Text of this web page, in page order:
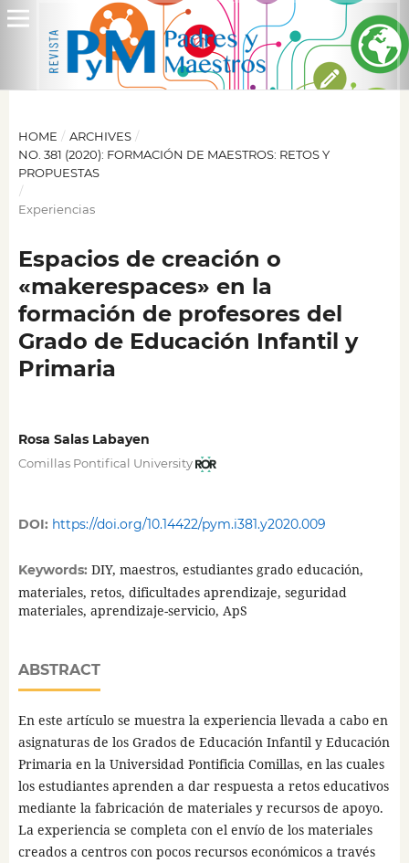
HOME / ARCHIVES /
NO. 381 (2020): FORMACIÓN DE MAESTROS: RETOS Y
PROPUESTAS
/
Experiencias
Espacios de creación o
«makerespaces» en la
formación de profesores del
Grado de Educación Infantil y
Primaria
Rosa Salas Labayen
Comillas Pontifical University
DOI: https://doi.org/10.14422/pym.i381.y2020.009
Keywords: DIY, maestros, estudiantes grado educación,
materiales, retos, dificultades aprendizaje, seguridad
materiales, aprendizaje-servicio, ApS
ABSTRACT
En este artículo se muestra la experiencia llevada a cabo en
asignaturas de los Grados de Educación Infantil y Educación
Primaria en la Universidad Pontificia Comillas, en las cuales
los estudiantes aprenden a dar respuesta a retos educativos
mediante la fabricación de materiales y recursos de apoyo.
La experiencia se completa con el envío de los materiales
creados a centros con pocos recursos económicos a través